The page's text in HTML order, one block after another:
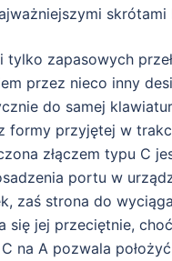
skrótami
zapasowych
przez nieco inny
do samej
formy przyjętej w
złączem typu C
portu w
zaś strona do
się jej przeciętnie,
na A pozwala